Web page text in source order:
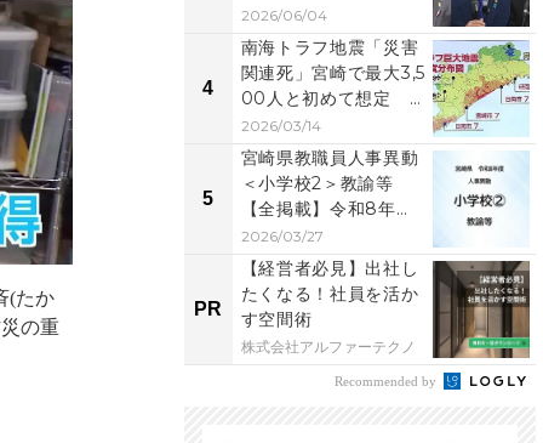
(たか
の重
県議の右松氏、元...
2026/06/04
4
南海トラフ地震「災害
関連死」宮崎で最大3,5
00人と初めて想定
助かった命を失わ...
2026/03/14
5
宮崎県教職員人事異動
＜小学校2＞教諭等
【全掲載】令和8年
度 あなたの恩師はど
の学...
2026/03/27
PR
【経営者必見】出社し
たくなる！社員を活か
す空間術
株式会社アルファーテクノ
Recommended by